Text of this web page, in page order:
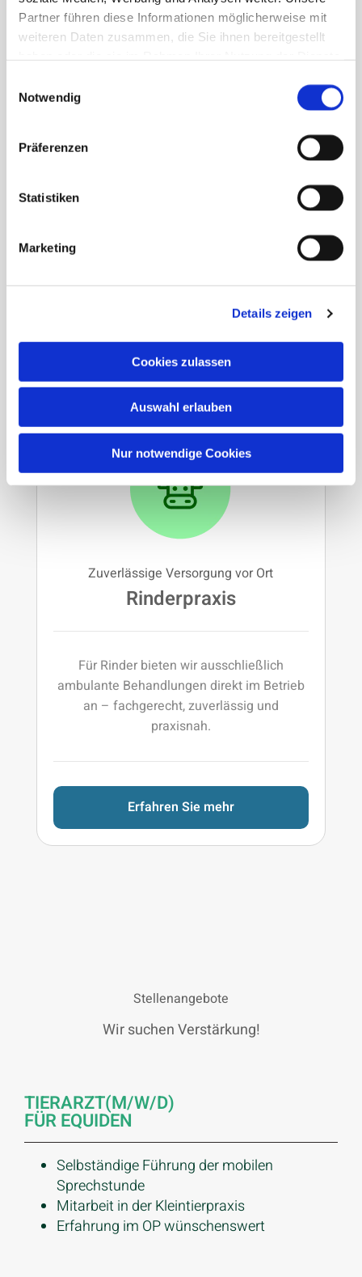
Partner führen diese Informationen möglicherweise mit
weiteren Daten zusammen, die Sie ihnen bereitgestellt
Notwendig
Präferenzen
Statistiken
Marketing
Details zeigen
Cookies zulassen
Auswahl erlauben
Nur notwendige Cookies
umfassende ambulante und stationäre
und langjähriger Erfahrung kümmern wir
uns um Diagnostik, Zahnbehandlungen und
chirurgische Eingriffe – zuverlässig und
Erfahren Sie mehr
Zuverlässige Versorgung vor Ort
Rinderpraxis
Für Rinder bieten wir ausschließlich
ambulante Behandlungen direkt im Betrieb
an – fachgerecht, zuverlässig und
praxisnah.
Erfahren Sie mehr
Stellenangebote
Wir suchen Verstärkung!
TIERARZT(M/W/D)
FÜR EQUIDEN
Selbständige Führung der mobilen
Sprechstunde
Mitarbeit in der Kleintierpraxis
Erfahrung im OP wünschenswert